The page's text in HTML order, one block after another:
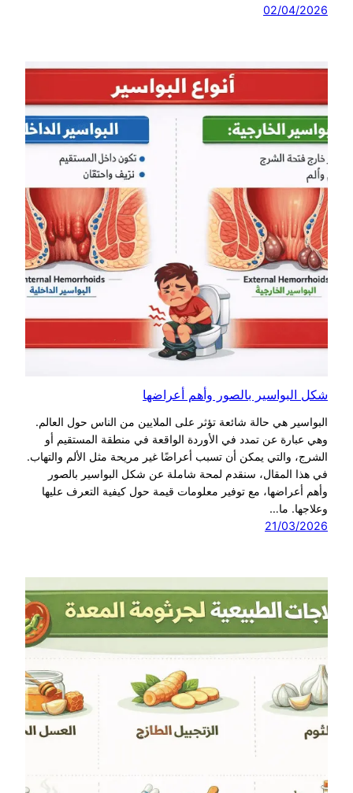
02/04/2026
شكل البواسير بالصور وأهم أعراضها
البواسير هي حالة شائعة تؤثر على الملايين من الناس حول العالم.
وهي عبارة عن تمدد في الأوردة الواقعة في منطقة المستقيم أو
الشرج، والتي يمكن أن تسبب أعراضًا غير مريحة مثل الألم والتهاب.
في هذا المقال، سنقدم لمحة شاملة عن شكل البواسير بالصور
وأهم أعراضها، مع توفير معلومات قيمة حول كيفية التعرف عليها
وعلاجها. ما…
21/03/2026